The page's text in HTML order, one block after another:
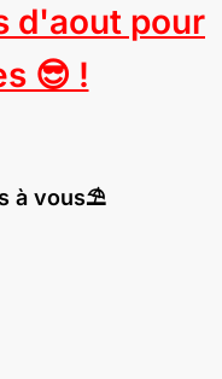
d'aout pour
😎 !
à vous⛱️